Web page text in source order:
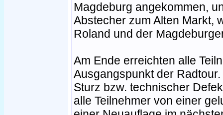
Magdeburg angekommen,
Abstecher zum Alten Markt,
Roland und der
Am Ende erreichten alle
Ausgangspunkt der
Sturz bzw. technischer
alle Teilnehmer von einer